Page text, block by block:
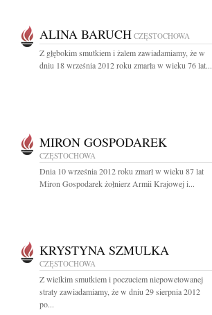
ALINA BARUCH CZĘSTOCHOWA
Z głębokim smutkiem i żalem zawiadamiamy, że w
dniu 18 września 2012 roku zmarła w wieku 76 lat...
MIRON GOSPODAREK
CZĘSTOCHOWA
Dnia 10 września 2012 roku zmarł w wieku 87 lat
Miron Gospodarek żołnierz Armii Krajowej i...
KRYSTYNA SZMULKA
CZĘSTOCHOWA
Z wielkim smutkiem i poczuciem niepowetowanej
straty zawiadamiamy, że w dniu 29 sierpnia 2012
po...